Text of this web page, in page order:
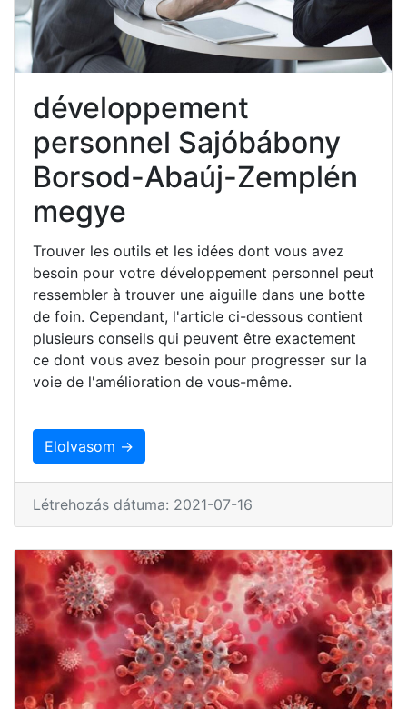
développement
personnel Sajóbábony
Borsod-Abaúj-Zemplén
megye
Trouver les outils et les idées dont vous avez
besoin pour votre développement personnel peut
ressembler à trouver une aiguille dans une botte
de foin. Cependant, l'article ci-dessous contient
plusieurs conseils qui peuvent être exactement
ce dont vous avez besoin pour progresser sur la
voie de l'amélioration de vous-même.
Elolvasom →
Létrehozás dátuma: 2021-07-16